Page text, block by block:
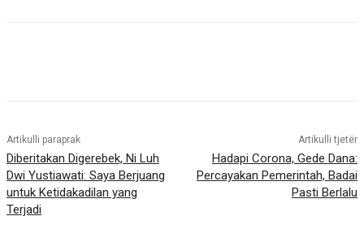
Artikulli paraprak
Diberitakan Digerebek, Ni Luh
Dwi Yustiawati: Saya Berjuang
untuk Ketidakadilan yang
Terjadi
Artikulli tjetër
Hadapi Corona, Gede Dana:
Percayakan Pemerintah, Badai
Pasti Berlalu